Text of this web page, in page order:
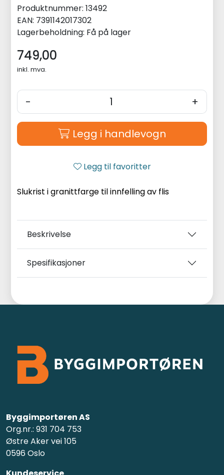
Produktnummer: 13492
EAN: 7391142017302
Lagerbeholdning: Få på lager
749,00
inkl. mva.
- +
Legg i handlevogn
Legg til favoritter
Slukrist i granittfarge til innfelling av flis
Beskrivelse
Spesifikasjoner
Byggimportøren AS
Org.nr.: 931 704 753
Østre Aker vei 105
0596 Oslo